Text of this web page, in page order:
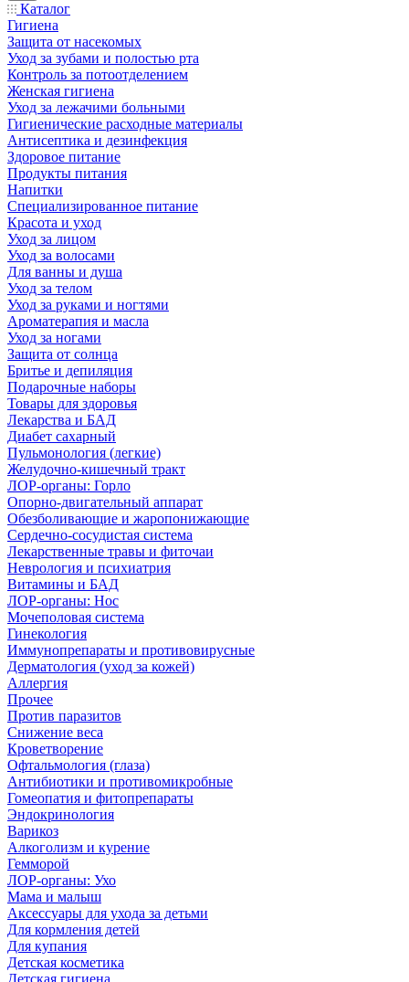
Каталог
Гигиена
Защита от насекомых
Уход за зубами и полостью рта
Контроль за потоотделением
Женская гигиена
Уход за лежачими больными
Гигиенические расходные материалы
Антисептика и дезинфекция
Здоровое питание
Продукты питания
Напитки
Специализированное питание
Красота и уход
Уход за лицом
Уход за волосами
Для ванны и душа
Уход за телом
Уход за руками и ногтями
Ароматерапия и масла
Уход за ногами
Защита от солнца
Бритье и депиляция
Подарочные наборы
Товары для здоровья
Лекарства и БАД
Диабет сахарный
Пульмонология (легкие)
Желудочно-кишечный тракт
ЛОР-органы: Горло
Опорно-двигательный аппарат
Обезболивающие и жаропонижающие
Сердечно-сосудистая система
Лекарственные травы и фиточаи
Неврология и психиатрия
Витамины и БАД
ЛОР-органы: Нос
Мочеполовая система
Гинекология
Иммунопрепараты и противовирусные
Дерматология (уход за кожей)
Аллергия
Прочее
Против паразитов
Снижение веса
Кроветворение
Офтальмология (глаза)
Антибиотики и противомикробные
Гомеопатия и фитопрепараты
Эндокринология
Варикоз
Алкоголизм и курение
Гемморой
ЛОР-органы: Ухо
Мама и малыш
Аксессуары для ухода за детьми
Для кормления детей
Для купания
Детская косметика
Детская гигиена